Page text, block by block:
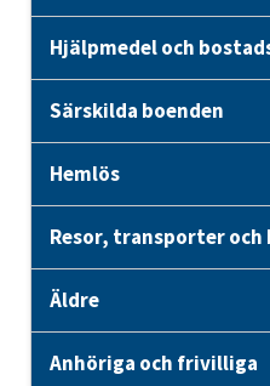
Hjälpmedel och
Särskilda boenden
Hemlös
Resor, transporter och
Äldre
Anhöriga och frivilliga